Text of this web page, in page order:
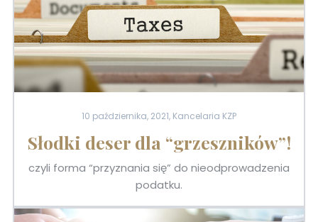
10 października, 2021, Kancelaria KZP
Słodki deser dla “grzeszników”!
czyli forma “przyznania się” do nieodprowadzenia
podatku.